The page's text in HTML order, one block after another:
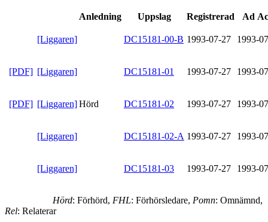
Anledning Uppslag Registrerad Ad
[Liggaren] DC15181-00-B 1993-07-27 1993-
[PDF] [Liggaren] DC15181-01 1993-07-27 1993-
[PDF] [Liggaren]Hörd DC15181-02 1993-07-27 1993-
[Liggaren] DC15181-02-A 1993-07-27 1993-
[Liggaren] DC15181-03 1993-07-27 1993-
Hörd: Förhörd, FHL: Förhörsledare, Pomn: Omnämnd,
Rel: Relaterar